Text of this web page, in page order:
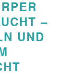
–
UND